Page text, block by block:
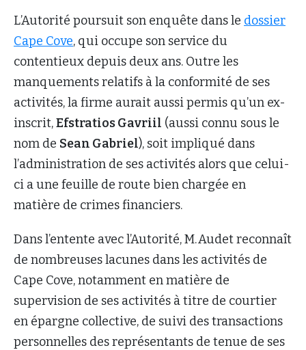
L’Autorité poursuit son enquête dans le dossier
Cape Cove, qui occupe son service du
contentieux depuis deux ans. Outre les
manquements relatifs à la conformité de ses
activités, la firme aurait aussi permis qu’un ex-
inscrit,Efstratios Gavriil (aussi connu sous le
nom de Sean Gabriel), soit impliqué dans
l’administration de ses activités alors que celui-
ci a une feuille de route bien chargée en
matière de crimes financiers.
Dans l’entente avec l’Autorité, M. Audet reconnaît
de nombreuses lacunes dans les activités de
Cape Cove, notamment en matière de
supervision de ses activités à titre de courtier
en épargne collective, de suivi des transactions
personnelles des représentants de tenue de ses